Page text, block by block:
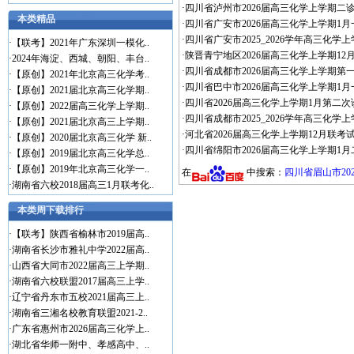
本类精品
· 【联考】2021年广东深圳一模化..
·2024年海淀、西城、朝阳、丰台..
· 【原创】2021年北京高三化学考..
· 【原创】2021届北京高三化学期..
· 【原创】2022届高三化学上学期..
· 【原创】2021届北京高三上学期..
· 【原创】2020届北京高三化学 新..
· 【原创】2019届北京高三化学总..
· 【原创】2019年北京高三化学一..
·湖南省六校2018届高三1月联考化..
本类周下载排行
· 【联考】陕西省榆林市2019届高..
·湖南省长沙市雅礼中学2022届高..
·山西省大同市2022届高三上学期..
·湖南省六校联盟2017届高三上学..
·辽宁省丹东市五校2021届高三上..
·湖南省三湘名校教育联盟2021-2..
·广东省惠州市2026届高三化学上..
·湖北省华师一附中、孝感高中、..
· 四川省泸州市2026届高三化学上学期二
· 四川省广安市2026届高三化学上学期1
· 四川省广安市2025_2026学年高三化学
·陕晋青宁地区2026届高三化学上学期12
· 四川省成都市2026届高三化学上学期第
· 四川省巴中市2026届高三化学上学期1
· 四川省2026届高三化学上学期1月第二
· 四川省成都市2025_2026学年高三化学
·河北省2026届高三化学上学期12月联考
· 四川省绵阳市2026届高三化学上学期1
在
中搜索： 四川省眉山市